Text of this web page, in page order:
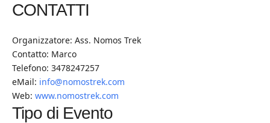
CONTATTI
Organizzatore: Ass. Nomos Trek
Contatto: Marco
Telefono: 3478247257
eMail: info@nomostrek.com
Web: www.nomostrek.com
Tipo di Evento